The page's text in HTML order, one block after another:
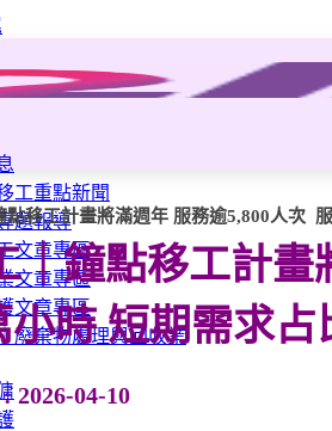
工重點新聞
題報導
文章專區
文章專區
文章專區
廢棄物處理與回收業
點移工計畫將滿週年 服務逾5,800人次
｜鐘點移工計
小時 短期需求占
2026-04-10